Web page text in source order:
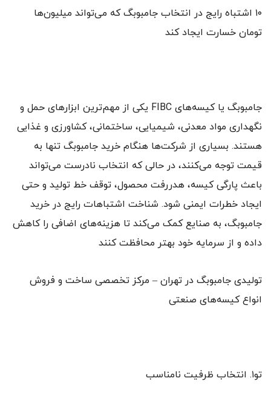
۱۰ اشتباه رایج در انتخاب جامبوبگ که می‌تواند میلیون‌ها
تومان خسارت ایجاد کند
جامبوبگ یا کیسه‌های FIBC یکی از مهم‌ترین ابزارهای حمل و
نگهداری مواد معدنی، شیمیایی، ساختمانی، کشاورزی و غذایی
هستند. بسیاری از شرکت‌ها هنگام خرید جامبوبگ تنها به
قیمت توجه می‌کنند، در حالی که انتخاب نادرست می‌تواند
باعث پارگی کیسه، هدررفت محصول، توقف خط تولید و حتی
ایجاد خطرات ایمنی شود. شناخت اشتباهات رایج در خرید
جامبوبگ، به صنایع کمک می‌کند تا هزینه‌های اضافی را کاهش
داده و از سرمایه خود بهتر محافظت کنند
تولیدی جامبوبگ در تهران – مرکز تخصصی ساخت و فروش
انواع کیسه‌های صنعتی
تو۱. انتخاب ظرفیت نامناسب